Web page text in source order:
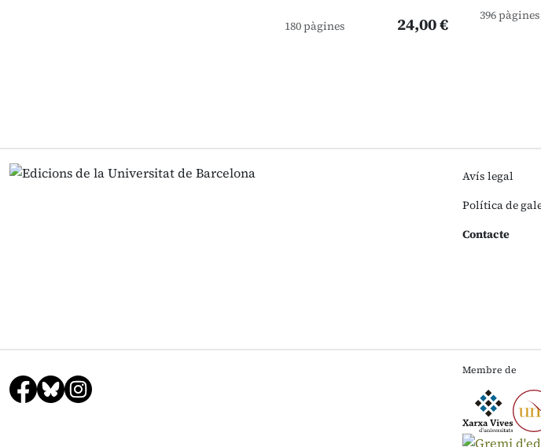
180 pàgines 24,00 € 396 pàgines
Avís legal
Política de
Contacte
Membre de